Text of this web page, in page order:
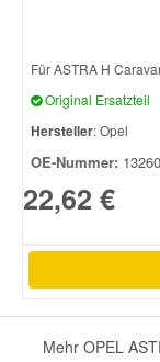
Für ASTRA H
Original Ersatzteil
Hersteller: Opel
OE-Nummer:
22,62 €
Mehr OPEL